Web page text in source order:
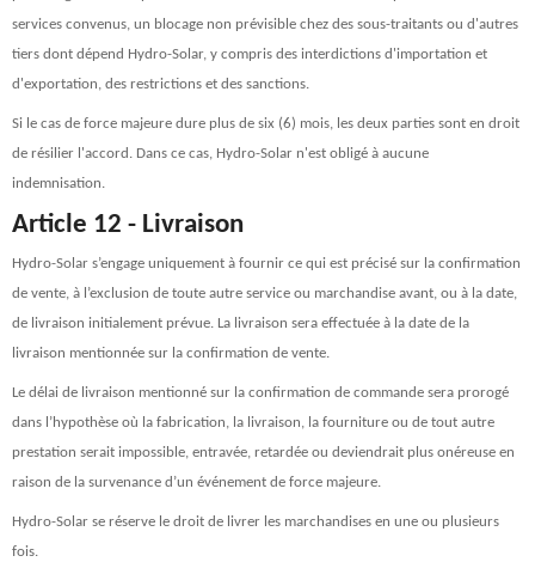
services convenus, un blocage non prévisible chez des sous-traitants ou d'autres
tiers dont dépend Hydro-Solar, y compris des interdictions d'importation et
d'exportation, des restrictions et des sanctions.
Si le cas de force majeure dure plus de six (6) mois, les deux parties sont en droit
de résilier l'accord. Dans ce cas, Hydro-Solar n'est obligé à aucune
indemnisation.
Article 12 - Livraison
Hydro-Solar s’engage uniquement à fournir ce qui est précisé sur la confirmation
de vente, à l’exclusion de toute autre service ou marchandise avant, ou à la date,
de livraison initialement prévue. La livraison sera effectuée à la date de la
livraison mentionnée sur la confirmation de vente.
Le délai de livraison mentionné sur la confirmation de commande sera prorogé
dans l’hypothèse où la fabrication, la livraison, la fourniture ou de tout autre
prestation serait impossible, entravée, retardée ou deviendrait plus onéreuse en
raison de la survenance d’un événement de force majeure.
Hydro-Solar se réserve le droit de livrer les marchandises en une ou plusieurs
fois.